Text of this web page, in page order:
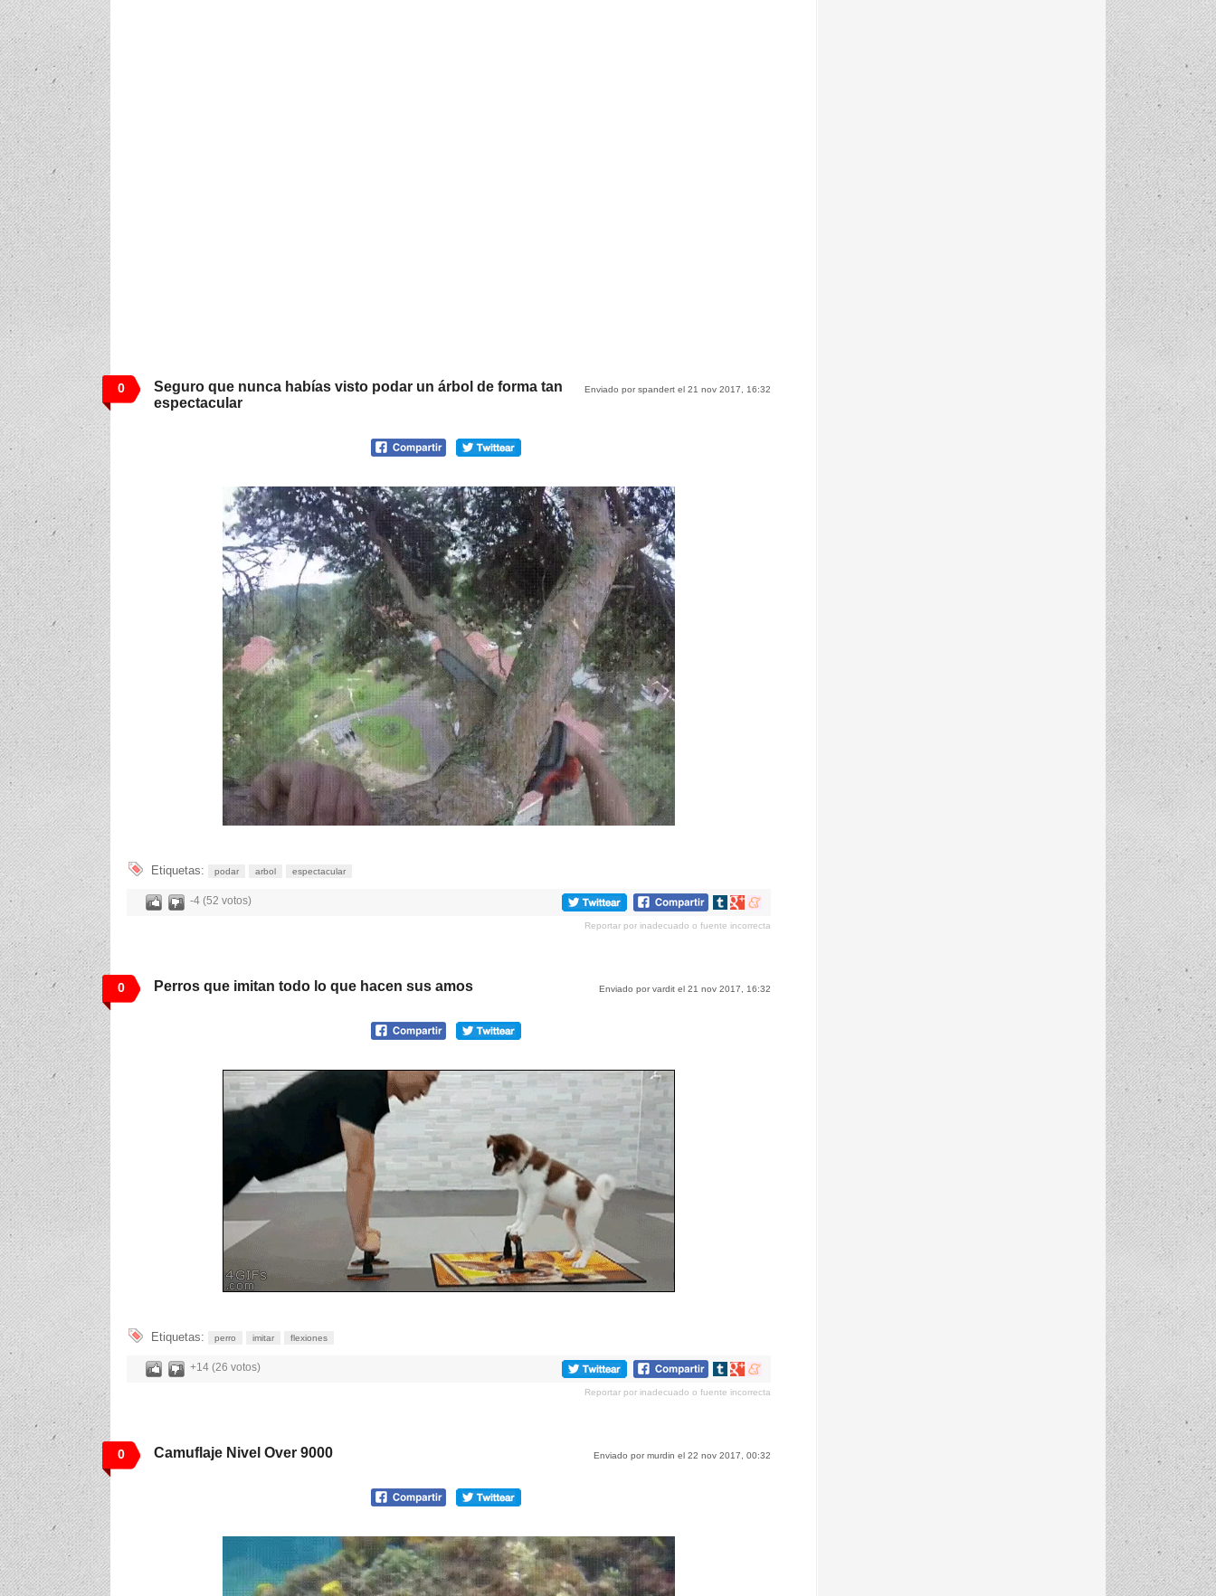
0 Enviado por spandert el 21 nov 2017, 16:32
Seguro que nunca habías visto podar un árbol de forma tan
espectacular
Etiquetas: podar arbol espectacular
-4 (52 votos)
Compartir
tumblr
Compartir
Google+
Compartir
meneame
Reportar por inadecuado o fuente incorrecta
0 Enviado por vardit el 21 nov 2017, 16:32
Perros que imitan todo lo que hacen sus amos
Etiquetas: perro imitar flexiones
+14 (26 votos)
Compartir
tumblr
Compartir
Google+
Compartir
meneame
Reportar por inadecuado o fuente incorrecta
0 Enviado por murdin el 22 nov 2017, 00:32
Camuflaje Nivel Over 9000